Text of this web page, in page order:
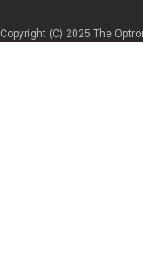
Copyright (C) 2025 The